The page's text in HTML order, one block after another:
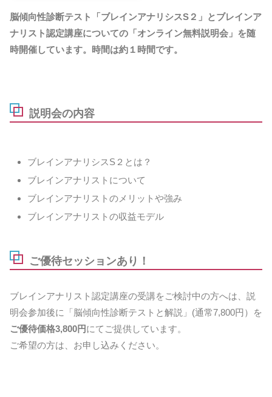
脳傾向性診断テスト「ブレインアナリシスS２」とブレインア
ナリスト認定講座についての「オンライン無料説明会」を随
時開催しています。時間は約１時間です。
説明会の内容
ブレインアナリシスS２とは？
ブレインアナリストについて
ブレインアナリストのメリットや強み
ブレインアナリストの収益モデル
ご優待セッションあり！
ブレインアナリスト認定講座の受講をご検討中の方へは、説
明会参加後に「脳傾向性診断テストと解説」(通常7,800円）を
ご優待価格3,800円 にてご提供しています。
ご希望の方は、お申し込みください。